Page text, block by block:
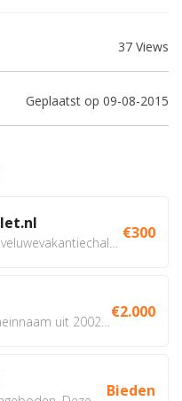
37 Views
Geplaatst op 09-08-2015
€300
€2.000
Bieden